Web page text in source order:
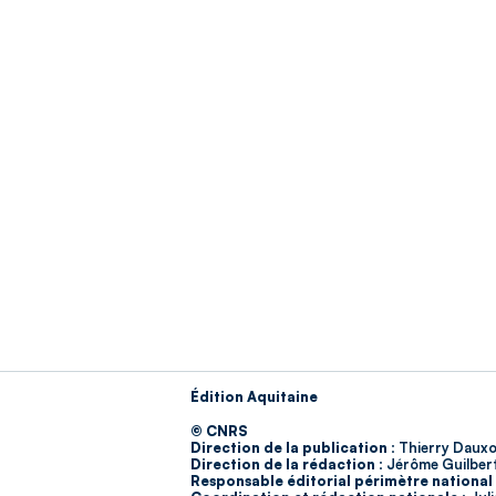
Édition Aquitaine
© CNRS
Direction de la publication : Thierry
Direction de la rédaction : Jérôme
Responsable éditorial périmètre national